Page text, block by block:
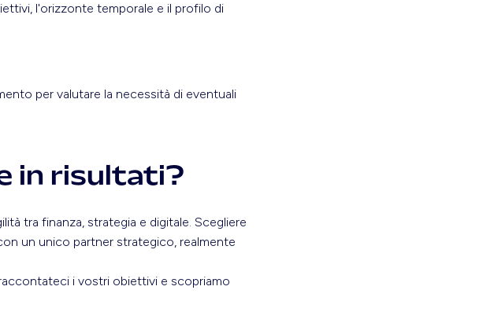
l'orizzonte temporale e il profilo di
per valutare la necessità di eventuali
in risultati?
tra finanza, strategia e digitale. Scegliere
un unico partner strategico, realmente
i vostri obiettivi e scopriamo